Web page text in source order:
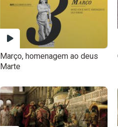
Março, homenagem ao deus
Marte